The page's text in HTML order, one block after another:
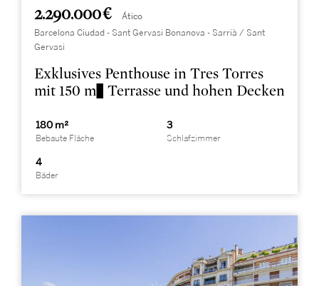
2.290.000 € Ático
Barcelona Ciudad - Sant Gervasi Bonanova - Sarrià / Sant
Gervasi
Exklusives Penthouse in Tres Torres
mit 150 m² Terrasse und hohen Decken
180 m²
Bebaute Fläche
3
Schlafzimmer
4
Bäder